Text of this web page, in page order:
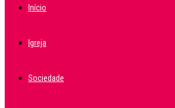
Início
Igreja
Sociedade